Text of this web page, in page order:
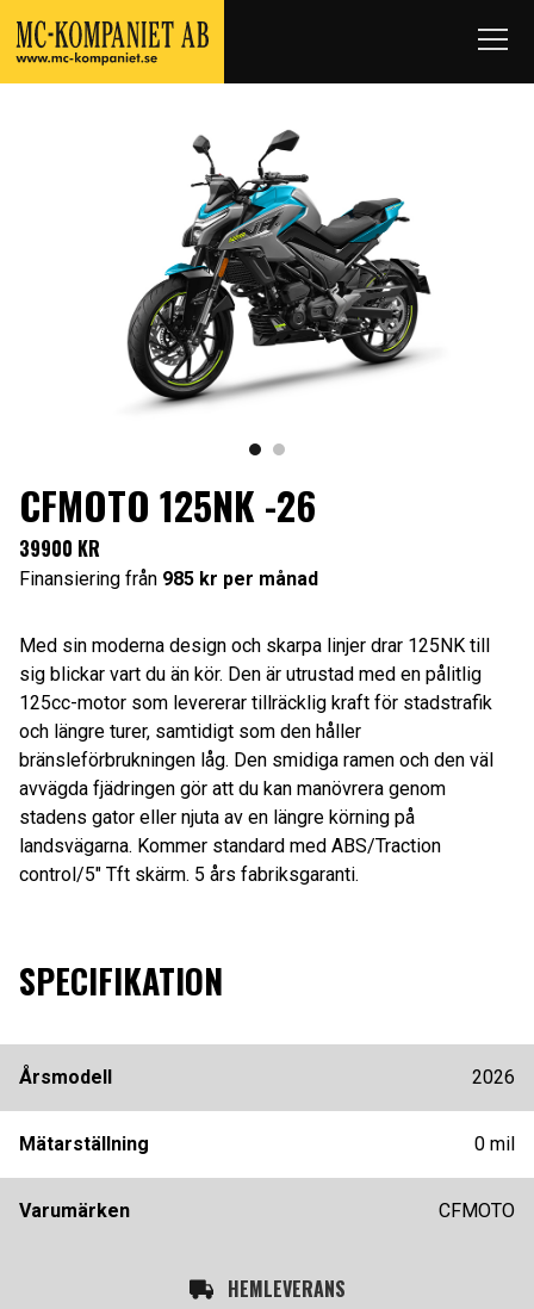
CFMOTO 125NK -26
39900 KR
Finansiering från 985 kr per månad
Med sin moderna design och skarpa linjer drar 125NK till
sig blickar vart du än kör. Den är utrustad med en pålitlig
125cc-motor som levererar tillräcklig kraft för stadstrafik
och längre turer, samtidigt som den håller
bränsleförbrukningen låg. Den smidiga ramen och den väl
avvägda fjädringen gör att du kan manövrera genom
stadens gator eller njuta av en längre körning på
landsvägarna. Kommer standard med ABS/Traction
control/5″ Tft skärm. 5 års fabriksgaranti.
SPECIFIKATION
Årsmodell 2026
Mätarställning 0 mil
Varumärken CFMOTO
HEMLEVERANS